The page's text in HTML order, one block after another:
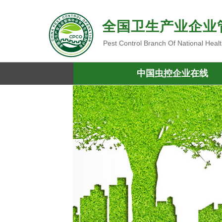
全国卫生产业企
Pest Control Branch Of National
中国虫控企业在线